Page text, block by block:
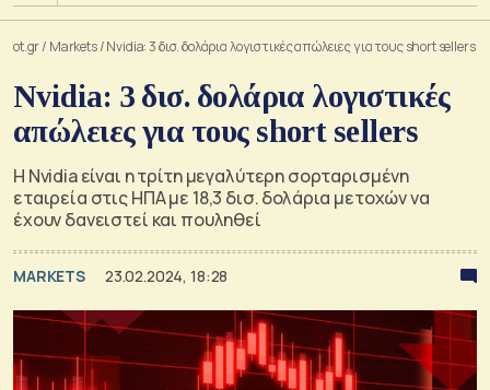
ot.gr/ Markets/Νvidia: 3 δισ. δολάρια λογιστικές απώλειες για τους short sellers
Νvidia: 3 δισ. δολάρια λογιστικές
απώλειες για τους short sellers
Η Nvidia είναι η τρίτη μεγαλύτερη σορταρισμένη
εταιρεία στις ΗΠΑ με 18,3 δισ. δολάρια μετοχών να
έχουν δανειστεί και πουληθεί
MARKETS 23.02.2024, 18:28